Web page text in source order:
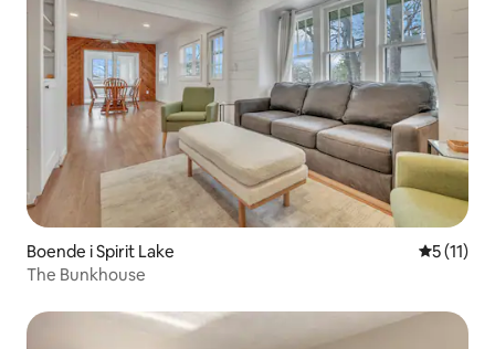
Boende i Spirit Lake 5 av 5 i
5 (11)
The Bunkhouse